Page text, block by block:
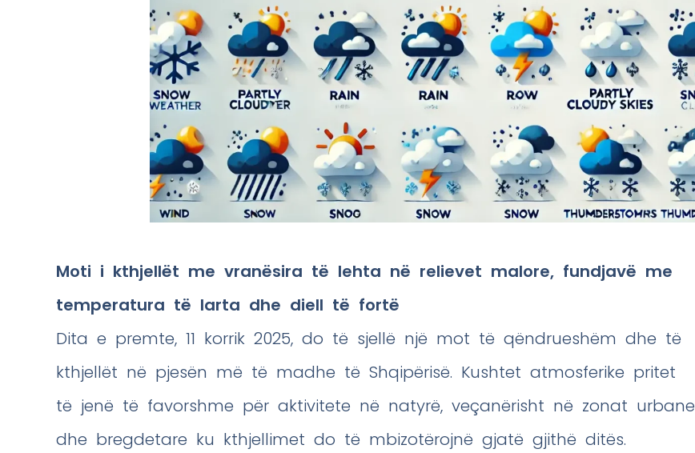
Moti i kthjellët me vranësira të lehta në relievet malore, fundjavë me
temperatura të larta dhe diell të fortë
Dita e premte, 11 korrik 2025, do të sjellë një mot të qëndrueshëm dhe të
kthjellët në pjesën më të madhe të Shqipërisë. Kushtet atmosferike pritet
të jenë të favorshme për aktivitete në natyrë, veçanërisht në zonat urbane
dhe bregdetare ku kthjellimet do të mbizotërojnë gjatë gjithë ditës.